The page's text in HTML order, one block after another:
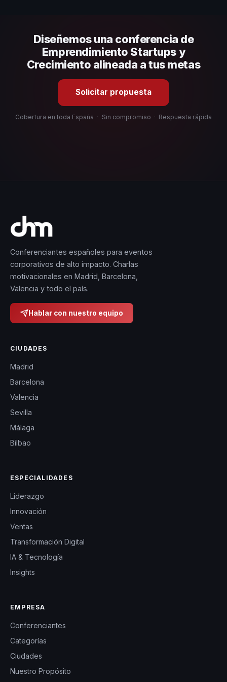
presupuesto.
organizacional. En CHM España te ayudamos con una
selección estratégica basada en estos criterios.
Diseñemos una conferencia de
Emprendimiento Startups y
Crecimiento alineada a tus metas
Solicitar propuesta
Cobertura en toda España · Sin compromiso · Respuesta rápida
Conferenciantes españoles para eventos
corporativos de alto impacto. Charlas
motivacionales en Madrid, Barcelona,
Valencia y todo el país.
Hablar con nuestro equipo
CIUDADES
Madrid
Barcelona
Valencia
Sevilla
Málaga
Bilbao
ESPECIALIDADES
Liderazgo
Innovación
Ventas
Transformación Digital
IA & Tecnología
Insights
EMPRESA
Conferenciantes
Categorías
Ciudades
Nuestro Propósito